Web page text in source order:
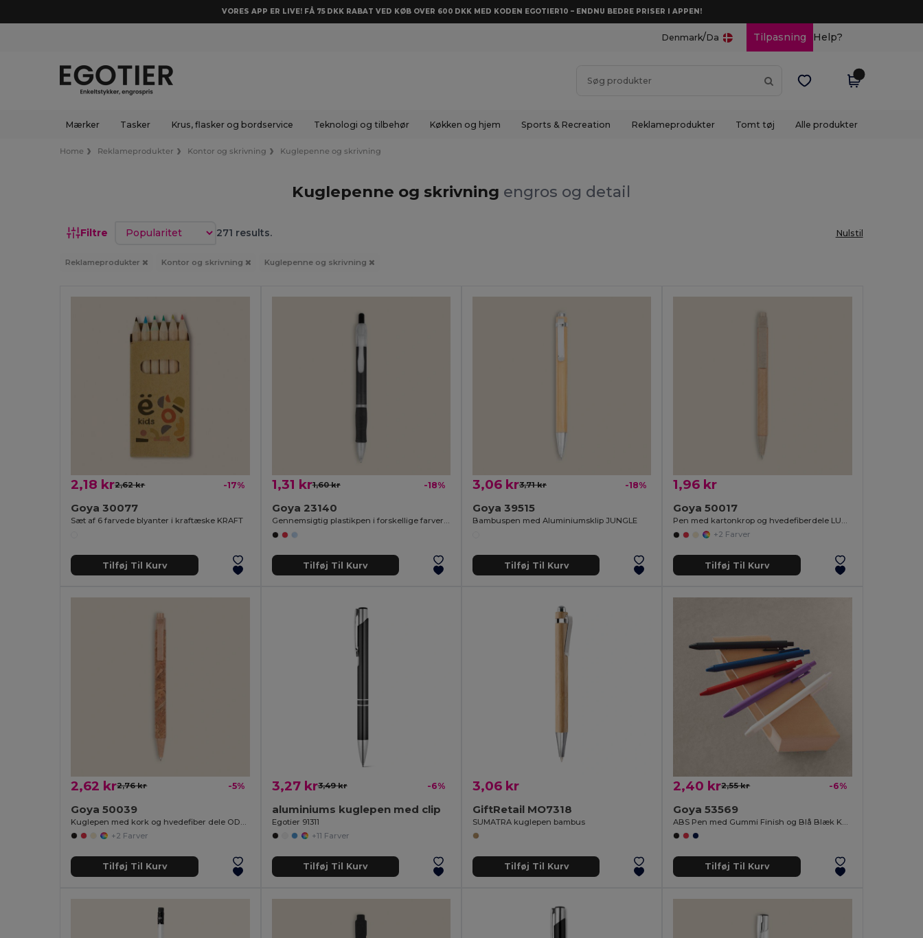
VORES APP ER LIVE! FÅ 75 DKK RABAT VED KØB OVER 600 DKK MED KODEN EGOTIER10 – ENDNU BEDRE PRISER I APPEN!
Denmark/Da Tilpasning Help?
Mærker Tasker Krus, flasker og bordservice Teknologi og tilbehør Køkken og hjem Sports & Recreation Reklameprodukter Tomt tøj Alle produkter
Home Reklameprodukter Kontor og skrivning Kuglepenne og skrivning
Kuglepenne og skrivning engros og detail
Filtre Sorter efter 271 results. Nulstil
Reklameprodukter Kontor og skrivning Kuglepenne og skrivning
2,18 kr2,62 kr -17%
Goya 30077
Sæt af 6 farvede blyanter i kraftæske KRAFT
Tilføj Til Kurv
1,31 kr1,60 kr -18%
Goya 23140
Gennemsigtig plastikpen i forskellige farver TRANSLUCENT
Tilføj Til Kurv
3,06 kr3,71 kr -18%
Goya 39515
Bambuspen med Aluminiumsklip JUNGLE
Tilføj Til Kurv
1,96 kr
Goya 50017
Pen med kartonkrop og hvedefiberdele LUND
+2 Farver
Tilføj Til Kurv
2,62 kr2,76 kr -5%
Goya 50039
+2 Farver
Tilføj Til Kurv
3,27 kr3,49 kr -6%
aluminiums kuglepen med clip
Egotier 91311
+11 Farver
Tilføj Til Kurv
3,06 kr
GiftRetail MO7318
SUMATRA kuglepen bambus
Tilføj Til Kurv
2,40 kr2,55 kr -6%
Goya 53569
Tilføj Til Kurv